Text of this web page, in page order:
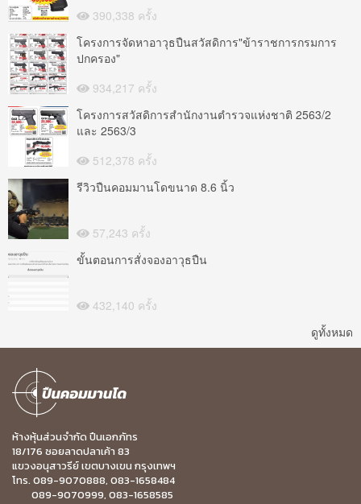
390,338 ครั้ง
โครงการจัดหาอาวุธปืนสวัสดิการ"ข้าราชการกรมการ
ปกครอง"
934,217 ครั้ง
โครงการสวัสดิการสำนักงานตำรวจแห่งชาติ 2563/2
และ 2563/3
512,378 ครั้ง
รีวิวปืนคอมมานโดขนาด 8.6 นิ้ว
57,243 ครั้ง
ขั้นตอนการสั่งจองอาวุธปืน
432,140 ครั้ง
ดูทั้งหมด
ห้างหุ้นส่วนจำกัด ปืนเอกภัทร
18/176 ซอยลาดปลาเค้า 83
แขวงอนุสาวรีย์ เขตบางเขน กรุงเทพฯ
โทร. 089-9070888, 083-1658484
089-9070999, 083-1658585